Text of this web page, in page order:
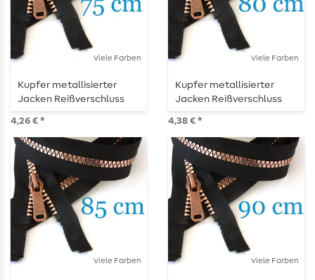
Viele Farben
Kupfer metallisierter
Jacken Reißverschluss
teilbar 75 cm
4,26 € *
Viele Farben
Kupfer metallisierter
Jacken Reißverschluss
teilbar 80 cm
4,38 € *
Viele Farben Viele Farben